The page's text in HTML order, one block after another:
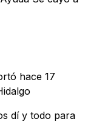
hace 17
dí y todo para